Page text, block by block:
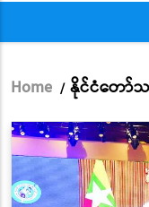
Breadcrumb
Home / နိုင်ငံတော်